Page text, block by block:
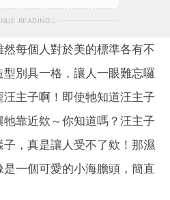
READING
每個人對於美的標準各有不
別具一格，讓人一眼難忘囉
主子啊！即使牠知道汪主子
靠近欸～你知道嗎？汪主子
，真是讓人受不了欸！那濕
一個可愛的小海膽頭，簡直